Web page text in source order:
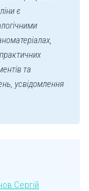
є
та
усвідомлення
Сергій